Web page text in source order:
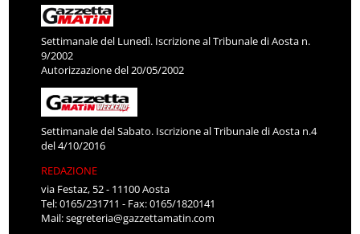
Settimanale del Lunedì. Iscrizione al Tribunale di Aosta n.
9/2002
Autorizzazione del 20/05/2002
Settimanale del Sabato. Iscrizione al Tribunale di Aosta n.4
del 4/10/2016
REDAZIONE
via Festaz, 52 - 11100 Aosta
Tel: 0165/231711 - Fax: 0165/1820141
Mail:segreteria@gazzettamatin.com